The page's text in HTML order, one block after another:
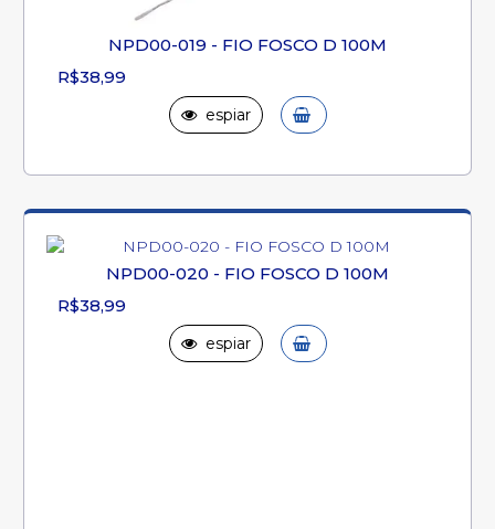
NPD00-019 - FIO FOSCO D 100M
R$38,99
espiar
NPD00-020 - FIO FOSCO D 100M
R$38,99
espiar